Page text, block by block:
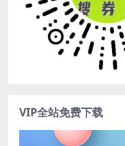
VIP全站免费下载